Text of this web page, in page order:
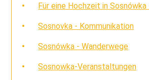
Für eine Hochzeit in Sosnówka
Sosnovka - Kommunikation
Sosnówka - Wanderwege
Sosnowka-Veranstaltungen